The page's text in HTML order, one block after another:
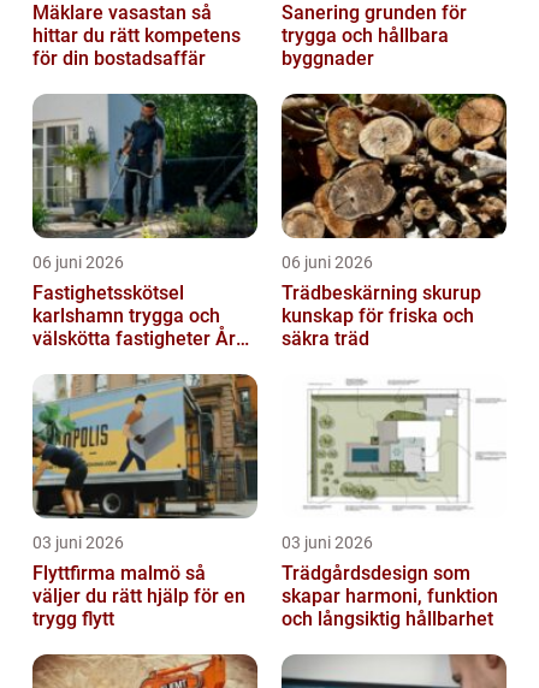
Mäklare vasastan så
hittar du rätt kompetens
för din bostadsaffär
Sanering grunden för
trygga och hållbara
byggnader
06 juni 2026
Fastighetsskötsel
karlshamn trygga och
välskötta fastigheter Året
06 juni 2026
Trädbeskärning skurup
kunskap för friska och
säkra träd
03 juni 2026
Flyttfirma malmö så
väljer du rätt hjälp för en
trygg flytt
03 juni 2026
Trädgårdsdesign som
skapar harmoni, funktion
och långsiktig hållbarhet